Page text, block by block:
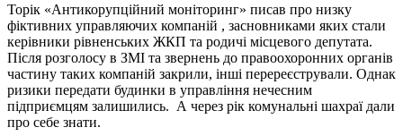
Торік «Антикорупційний моніторинг» писав про низку
фіктивних управляючих компаній , засновниками яких стали
керівники рівненських ЖКП та родичі місцевого депутата.
Після розголосу в ЗМІ та звернень до правоохоронних органів
частину таких компаній закрили, інші перереєстрували. Однак
ризики передати будинки в управління нечесним
підприємцям залишились. А через рік комунальні шахраї дали
про себе знати.